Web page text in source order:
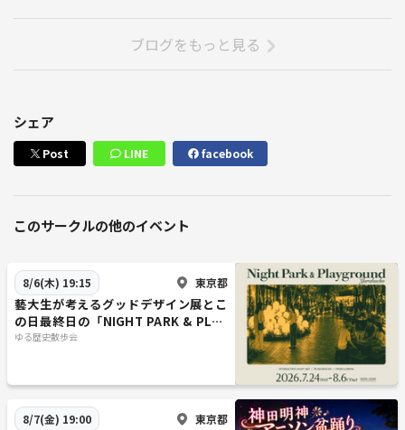
ブログをもっと見る
シェア
Post LINE facebook
このサークルの他のイベント
8/6(木) 19:15 東京都
藝大生が考えるグッドデザイン展とこ
の日最終日の「NIGHT PARK & PLAY
GROUND YURAKUCHO」
ゆる歴史散歩会
8/7(金) 19:00 東京都